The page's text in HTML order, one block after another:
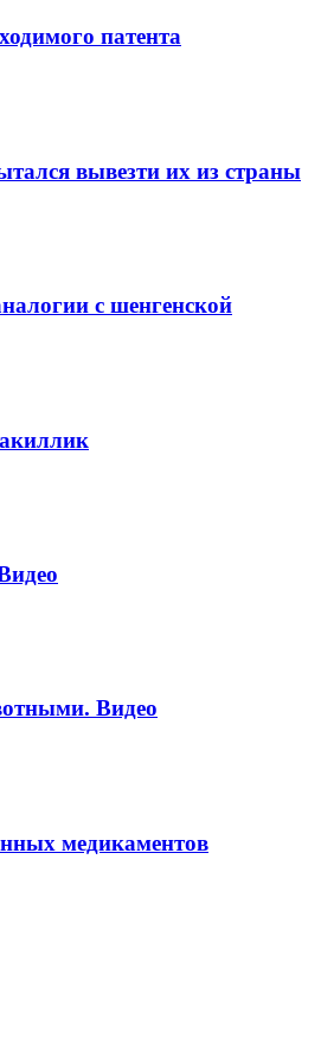
патента
вывезти их из страны
с шенгенской
Видео
медикаментов